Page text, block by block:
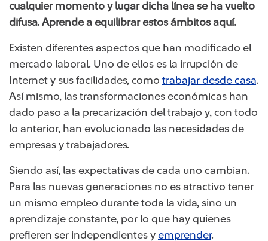
cualquier momento y lugar dicha línea se ha vuelto
difusa. Aprende a equilibrar estos ámbitos aquí.
Existen diferentes aspectos que han modificado el
mercado laboral. Uno de ellos es la irrupción de
Internet y sus facilidades, como trabajar desde casa.
Así mismo, las transformaciones económicas han
dado paso a la precarización del trabajo y, con todo
lo anterior, han evolucionado las necesidades de
empresas y trabajadores.
Siendo así, las expectativas de cada uno cambian.
Para las nuevas generaciones no es atractivo tener
un mismo empleo durante toda la vida, sino un
aprendizaje constante, por lo que hay quienes
prefieren ser independientes y emprender.